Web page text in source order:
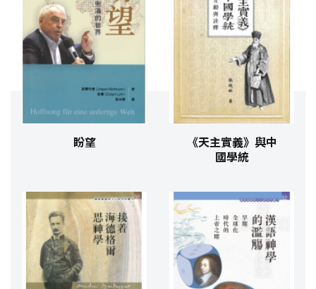
盼望
《天主實義》與中
國學統